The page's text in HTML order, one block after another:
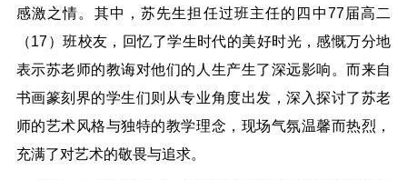
感激之情。其中，苏先生担任过班主任的四中77届高二
（17）班校友，回忆了学生时代的美好时光，感慨万分地
表示苏老师的教诲对他们的人生产生了深远影响。而来自
书画篆刻界的学生们则从专业角度出发，深入探讨了苏老
师的艺术风格与独特的教学理念，现场气氛温馨而热烈，
充满了对艺术的敬畏与追求。